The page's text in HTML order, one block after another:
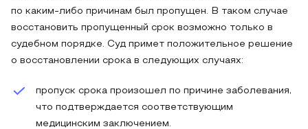
по каким-либо причинам был пропущен. В таком случае
восстановить пропущенный срок возможно только в
судебном порядке. Суд примет положительное решение
о восстановлении срока в следующих случаях:
пропуск срока произошел по причине заболевания,
что подтверждается соответствующим
медицинским заключением.